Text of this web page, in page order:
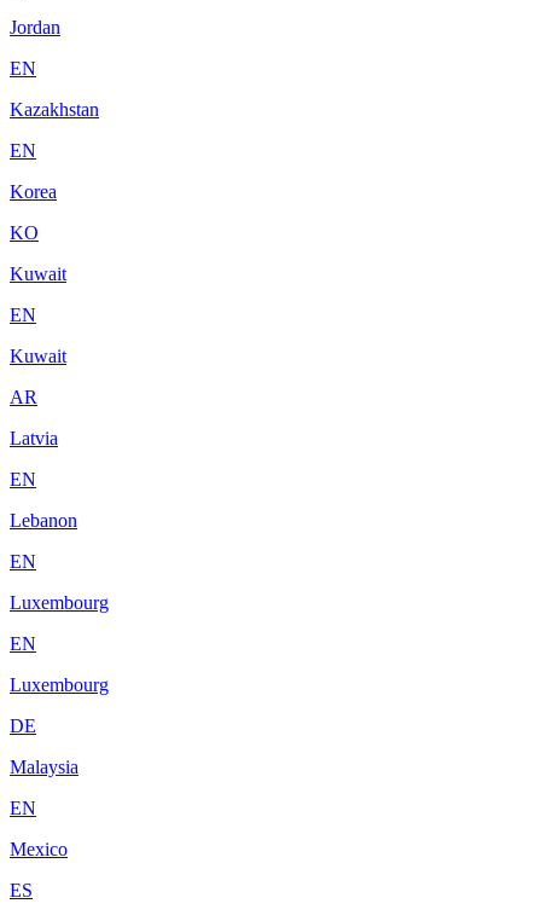
Jordan
EN
Kazakhstan
EN
Korea
KO
Kuwait
EN
Kuwait
AR
Latvia
EN
Lebanon
EN
Luxembourg
EN
Luxembourg
DE
Malaysia
EN
Mexico
ES